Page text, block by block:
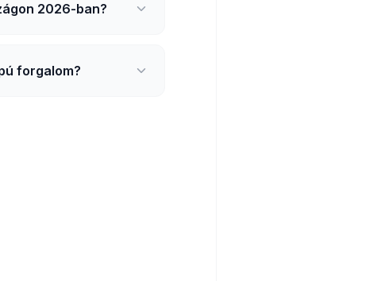
2026-ban?
forgalom?